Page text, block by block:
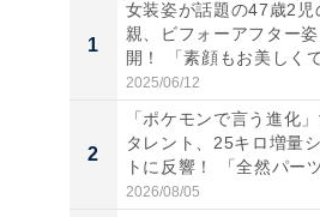
1
女装姿が話題の47歳2児
親、ビフォーアフター
開！ 「素顔もお美しく
2025/06/12
2
「ポケモンで言う進化
タレント、25キロ増量
トに反響！ 「全然パー
2026/08/05